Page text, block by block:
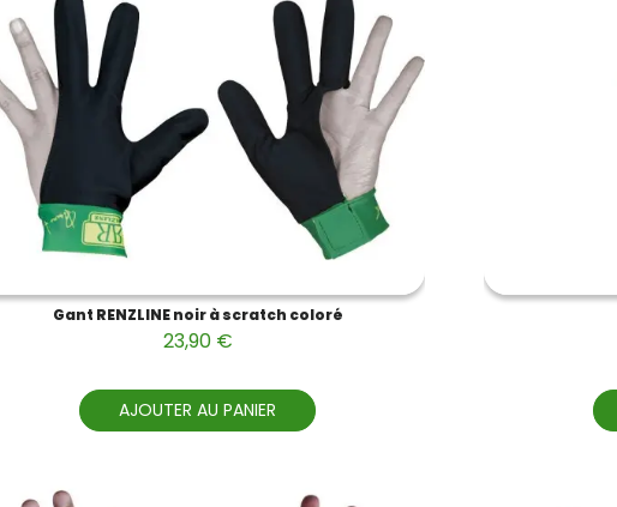
Gant RENZLINE noir à scratch coloré
23,90 €
AJOUTER AU PANIER